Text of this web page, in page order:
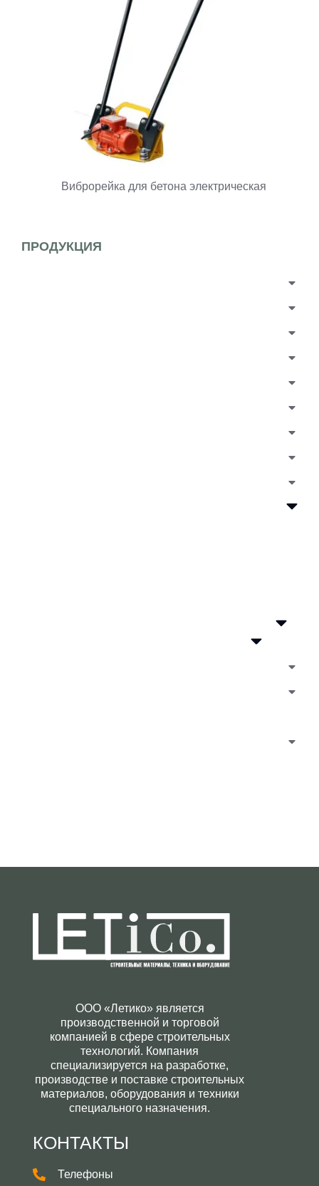
Виброрейка для бетона электрическая
ПРОДУКЦИЯ
ООО «Летико» является
производственной и торговой
компанией в сфере строительных
технологий. Компания
специализируется на разработке,
производстве и поставке строительных
материалов, оборудования и техники
специального назначения.
КОНТАКТЫ
Телефоны